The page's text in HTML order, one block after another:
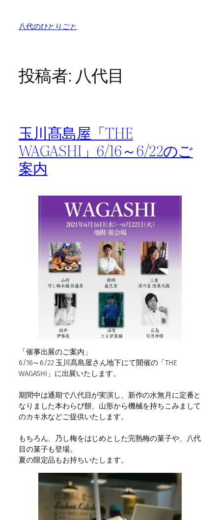
八代のひとりごと
投稿者: 八代目
玉川髙島屋「THE
WAGASHI」6/16～6/22のご
案内
「催事出展のご案内」
6/16～6/22 玉川髙島屋さん地下にて開催の「THE
WAGASHI」に出展いたします。
期間中は通期で八代目が実演し、新作の水無月に定番と
なりました本わらび餅、山形から機械を持ちこみまして
のカキ氷などご提供いたします。
もちろん、乃し梅をはじめとした完熟梅の菓子や、八代
目の菓子も登場。
夏の限定品もお持ちいたします。